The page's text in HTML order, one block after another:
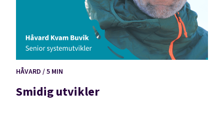
HÅVARD / 5 MIN
Smidig utvikler